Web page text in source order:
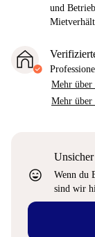
und
Mehr über
Mehr
sentiment_very_satisfied
Wenn du
sind wir